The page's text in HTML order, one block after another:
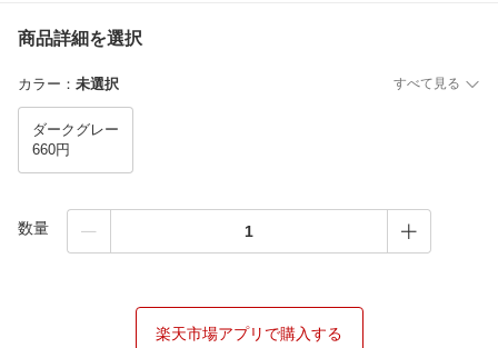
商品詳細を選択
カラー ： 未選択 すべて見る
ダークグレー
660円
数量
楽天市場アプリで購入する